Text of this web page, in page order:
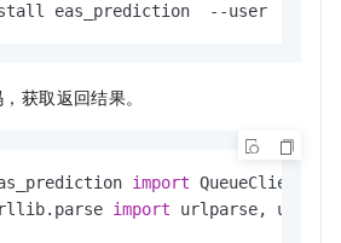
eas_prediction  --user
获取返回结果。
import
import urlparse,